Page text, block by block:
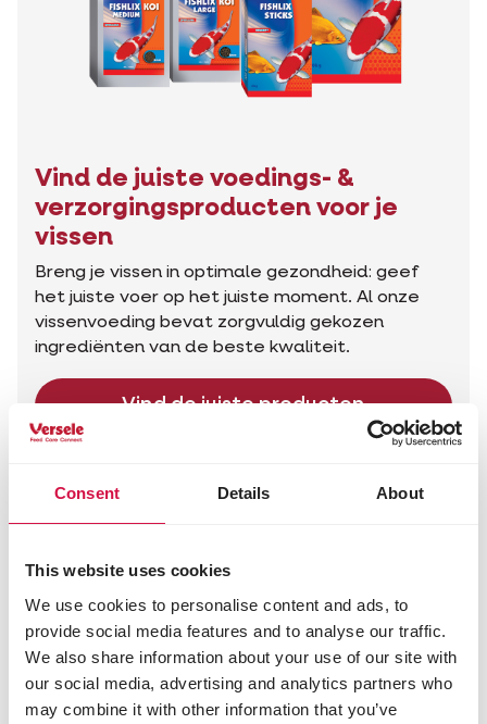
Consent Details About
This website uses cookies
We use cookies to personalise content and ads, to
provide social media features and to analyse our traffic.
We also share information about your use of our site with
our social media, advertising and analytics partners who
may combine it with other information that you’ve
Vind de juiste voedings- &
verzorgingsproducten voor je
vissen
Breng je vissen in optimale gezondheid: geef
het juiste voer op het juiste moment. Al onze
vissenvoeding bevat zorgvuldig gekozen
ingrediënten van de beste kwaliteit.
Vind de juiste producten
Advies voor jouw dier